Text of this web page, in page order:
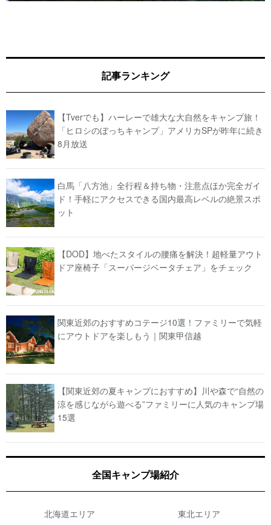
記事ランキング
【Tverでも】ハーレーで雄大な大自然をキャンプ旅！
「ヒロシのぼっちキャンプ」アメリカSPが昨年に続き
8月放送
白馬「八方池」全行程＆持ち物・注意点ほか完全ガイ
ド！手軽にアクセスできる国内最高レベルの絶景スポ
ット
【DOD】地べたスタイルの腰痛を解決！超軽量アウト
ドア座椅子「スーパージベータチェア」をチェック
関東近郊のおすすめコテージ10選！ファミリーで気軽
にアウトドアを楽しもう｜関東甲信越
【関東近郊の夏キャンプにおすすめ】川や森で“自然の
涼を感じながら遊べる”ファミリーに人気のキャンプ場
15選
全国キャンプ場紹介
北海道エリア 東北エリア